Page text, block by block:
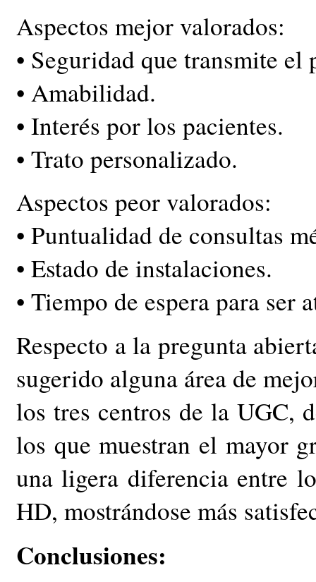
Aspectos mejor valorados:
• Seguridad que transmite el
• Amabilidad.
• Interés por los pacientes.
• Trato personalizado.
Aspectos peor valorados:
• Puntualidad de consultas
• Estado de instalaciones.
• Tiempo de espera para ser
Respecto a la pregunta
sugerido alguna área de
los tres centros de la UGC,
los que muestran el mayor
una ligera diferencia entre
HD, mostrándose más
Conclusiones: